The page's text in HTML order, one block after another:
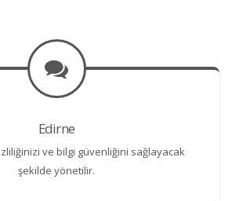
Edirne
ve bilgi güvenliğini sağlayacak
şekilde yönetilir.